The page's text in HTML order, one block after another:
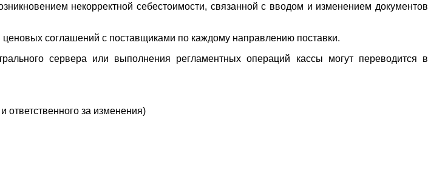
некорректной себестоимости, связанной с вводом и изменением документов
соглашений с поставщиками по каждому направлению поставки.
сервера или выполнения регламентных операций кассы могут переводится в
ответственного за изменения)